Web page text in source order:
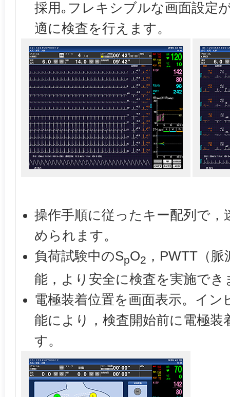
採用｡フレキシブルな画面設定
適に検査を行えます。
操作手順に従ったキー配列で，
められます。
負荷試験中のSpO2 ，PWTT（
能，より安全に検査を実施でき
電極装着位置を画面表示。イ
能により，検査開始前に電極装
す。